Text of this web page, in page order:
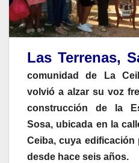
Las Terrenas,
comunidad de La
volvió a alzar su voz
construcción de la
Sosa, ubicada en la
Ceiba, cuya edificación
desde hace seis años.